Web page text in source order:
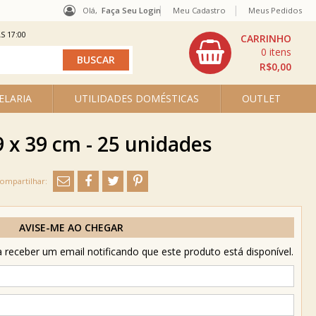
Olá, Faça Seu Login
UTILIDADES DOMÉSTICAS OUTLET
R$0,00
0
Meu Cadastro Meus Pedidos
17:00
x 39 cm - 25 unidades
AVISE-ME AO CHEGAR
um email notificando que este produto está disponível.